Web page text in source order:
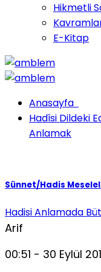
Hikmetli
E-Kitap
Anasayfa
Hadîsi Dildeki
Anlamak
Sünnet/Hadis
Hadisi Anlamada
Arif
00:51 - 30 Eylül